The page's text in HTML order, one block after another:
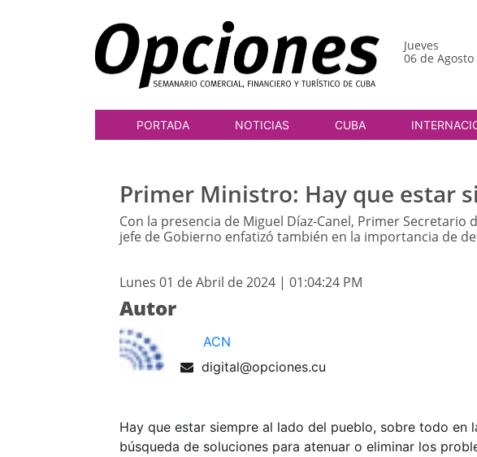
Jueves
06 de Agosto
PORTADA NOTICIAS CUBA
Primer Ministro: Hay que estar
Con la presencia de Miguel Díaz-Canel, Primer
jefe de Gobierno enfatizó también en la importancia de
Lunes 01 de Abril de 2024 | 01:04:24 PM
Autor
ACN
digital@opciones.cu
Hay que estar siempre al lado del pueblo, sobre todo en
búsqueda de soluciones para atenuar o eliminar los